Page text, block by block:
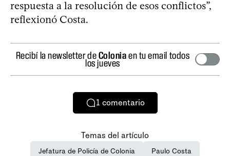
respuesta a la resolución de esos conflictos”,
reflexionó Costa.
Recibí la newsletter deColoniaen tu email todos
los jueves
1 comentario
Temas del artículo
Jefatura de Policía de Colonia Paulo Costa